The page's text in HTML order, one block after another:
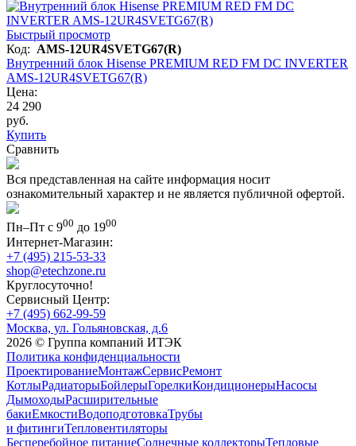
Быстрый просмотр
Код: AMS-12UR4SVETG67(R)
Внутренний блок Hisense PREMIUM RED FM DC INVERTER
AMS-12UR4SVETG67(R)
Цена:
24 290
руб.
Купить
Сравнить
Вся представленная на сайте информация носит
ознакомительный характер и не является публичной офертой.
Пн–Пт с 900 до 1900
Интернет-Магазин:
+7 (495) 215-53-33
shop@etechzone.ru
Круглосуточно!
Сервисный Центр:
+7 (495) 662-99-59
Москва, ул. Гольяновская, д.6
2026 © Группа компаний ИТЭК
Политика конфиденциальности
ПроектированиеМонтажСервисРемонт
КотлыРадиаторыБойлерыГорелкиКондиционерыНасосы
ДымоходыРасширительные
бакиЕмкостиВодоподготовкаТрубы
и фитингиТепловентиляторы
Бесперебойное питаниеСолнечные коллекторыТепловые